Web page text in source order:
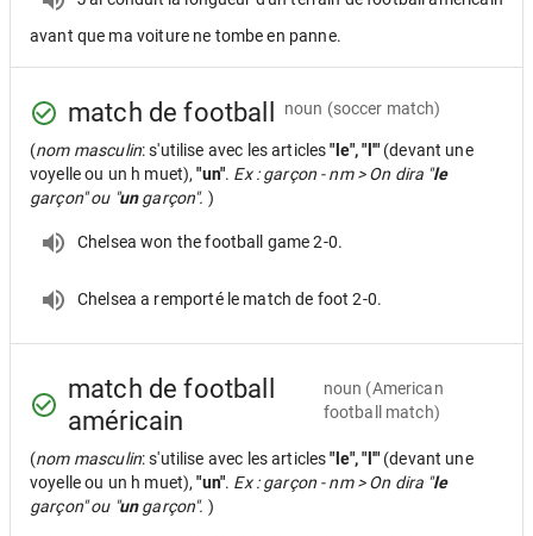
avant que ma voiture ne tombe en panne.
match de football noun (soccer match)
(nom masculin: s'utilise avec les articles"le", "l'" (devant une
voyelle ou un h muet),"un". Ex : garçon - nm > On dira "le
garçon" ou "ungarçon". )
Chelsea won the football game 2-0.
Chelsea a remporté le match de foot 2-0.
match de football
américain
noun (American
football match)
(nom masculin: s'utilise avec les articles"le", "l'" (devant une
voyelle ou un h muet),"un". Ex : garçon - nm > On dira "le
garçon" ou "ungarçon". )